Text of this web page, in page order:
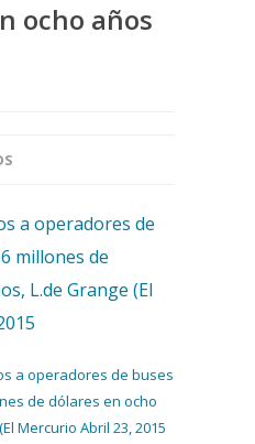
ocho años
a operadores de
millones de
L.de Grange (El
a operadores de buses
de dólares en ocho
Mercurio Abril 23, 2015